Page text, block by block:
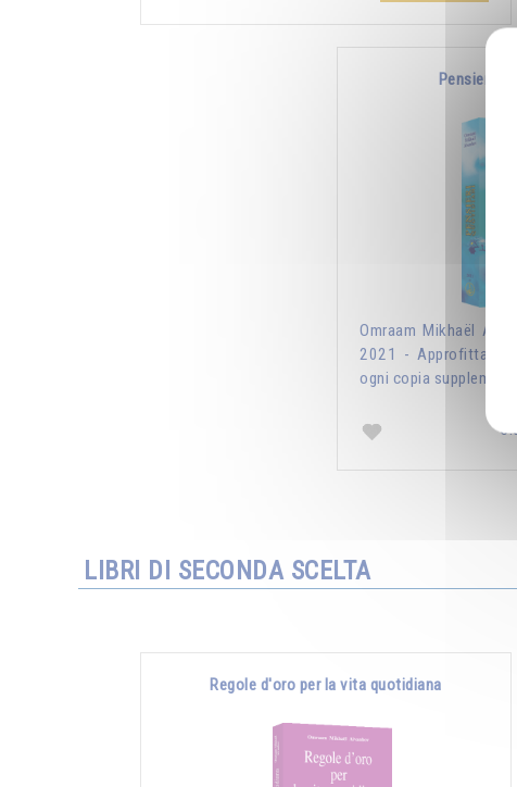
Pensieri
Omraam Mikhaël
2021 - Approfitta
ogni copia
LIBRI DI SECONDA SCELTA
Regole d'oro per la vita quotidiana